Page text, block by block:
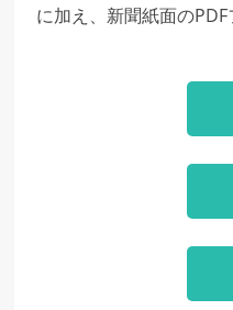
に加え、新聞紙面の